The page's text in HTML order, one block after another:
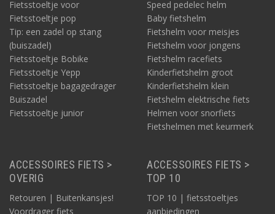
Fietsstoeltje voor
Fietsstoeltje pop
Tip: een zadel op stang
(buiszadel)
Fietsstoeltje Bobike
Fietsstoeltje Yepp
Fietsstoeltje bagagedrager
Buiszadel
Fietsstoeltje junior
Speed pedelec helm
Baby fietshelm
Fietshelm voor meisjes
Fietshelm voor jongens
Fietshelm racefiets
Kinderfietshelm groot
Kinderfietshelm klein
Fietshelm elektrische fiets
Helmen voor snorfiets
Fietshelmen met keurmerk
ACCESSOIRES FIETS >
OVERIG
Retouren | Buitenkansjes!
Voordrager fiets
ACCESSOIRES FIETS >
TOP 10
TOP 10 | fietsstoeltjes
aanbiedingen